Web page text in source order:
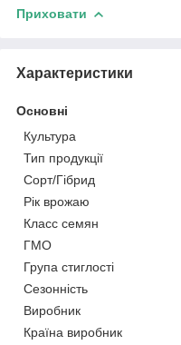
Приховати
Характеристики
Основні
Культура
Тип продукції
Сорт/Гібрид
Рік врожаю
Класс семян
ГМО
Група стиглості
Сезонність
Виробник
Країна виробник